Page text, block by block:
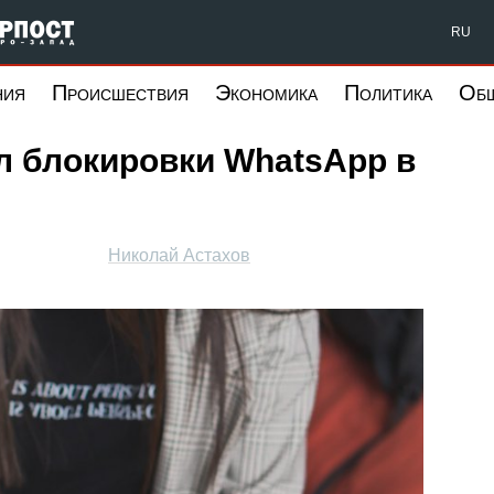
Форпост Северо-Запад RU
Происшествия Экономика Политика
WhatsApp в
Николай Астахов